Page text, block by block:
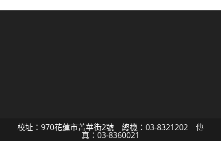
校址：970花蓮市菁華街2號 總機：03-8321202 傳
真：03-8360021